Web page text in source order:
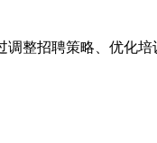
整招聘策略、优化